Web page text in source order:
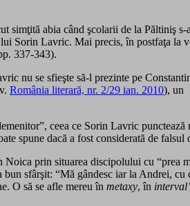
simţită abia când şcolarii de la Păltiniş
Sorin Lavric. Mai precis, în postfaţa la
337-343).
nu se sfieşte să-l prezinte pe
România literară, nr. 2/29 ian. 2010), un
ceea ce Sorin Lavric
spune dacă a fost considerată de
prin situarea discipolului cu “prea
sfârşit: “Mă gândesc iar la Andrei,
O să se afle mereu în metaxy, în